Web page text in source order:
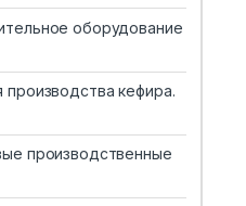
оборудование
производства кефира.
производственные